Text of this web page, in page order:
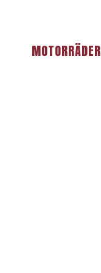
MOTORRÄDER